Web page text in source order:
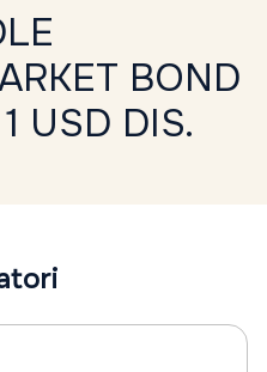
BOND
USD DIS.